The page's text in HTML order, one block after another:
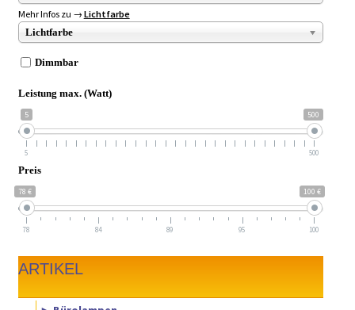
Mehr Infos zu → Lichtfarbe
Lichtfarbe
Dimmbar
Leistung max. (Watt)
5 500
5 500
Preis
78 € 100 €
78 84 89 95 100
ARTIKEL